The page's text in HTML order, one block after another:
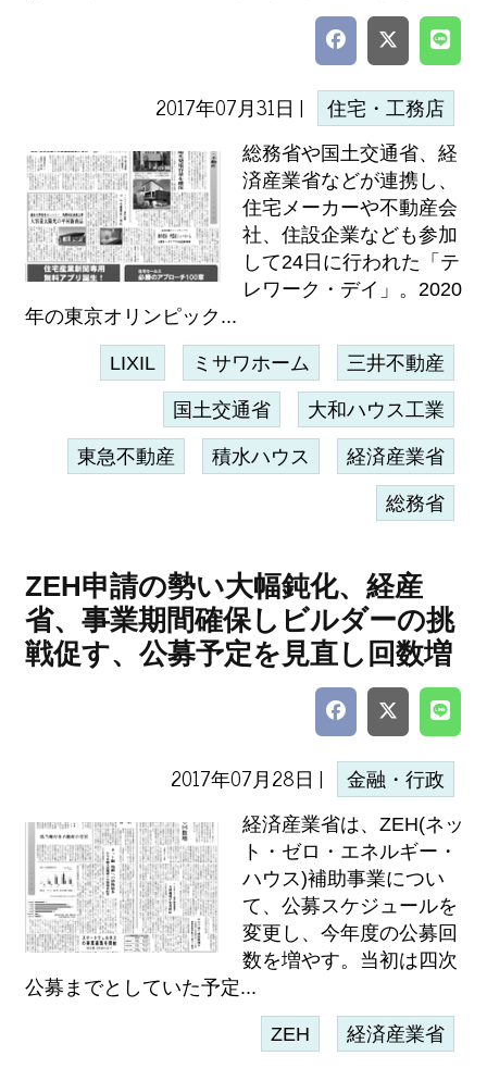
2017年07月31日 | 住宅・工務店
総務省や国土交通省、経
済産業省などが連携し、
住宅メーカーや不動産会
社、住設企業なども参加
して24日に行われた「テ
レワーク・デイ」。2020
年の東京オリンピック...
LIXIL ミサワホーム 三井不動産
国土交通省 大和ハウス工業
東急不動産 積水ハウス 経済産業省
総務省
ZEH申請の勢い大幅鈍化、経産
省、事業期間確保しビルダーの挑
戦促す、公募予定を見直し回数増
2017年07月28日 | 金融・行政
経済産業省は、ZEH(ネッ
ト・ゼロ・エネルギー・
ハウス)補助事業につい
て、公募スケジュールを
変更し、今年度の公募回
数を増やす。当初は四次
公募までとしていた予定...
ZEH 経済産業省